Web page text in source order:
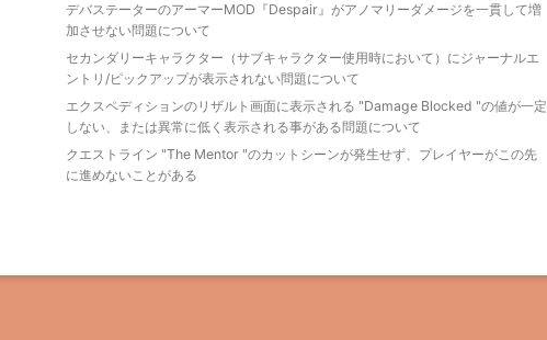
デバステーターのアーマーMOD『Despair』がアノマリーダメージを一貫して増
加させない問題について
セカンダリーキャラクター（サブキャラクター使用時において）にジャーナルエ
ントリ/ピックアップが表示されない問題について
エクスペディションのリザルト画面に表示される "Damage Blocked "の値が一定
しない、または異常に低く表示される事がある問題について
クエストライン "The Mentor "のカットシーンが発生せず、プレイヤーがこの先
に進めないことがある